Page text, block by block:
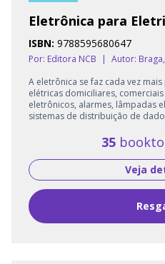
Eletrônica para
ISBN: 9788595680647
Por: Editora NCB | Autor:
A eletrônica se faz cada vez
elétricas domiciliares,
eletrônicos, alarmes, lâmpadas
sistemas de distribuição de
35
Veja